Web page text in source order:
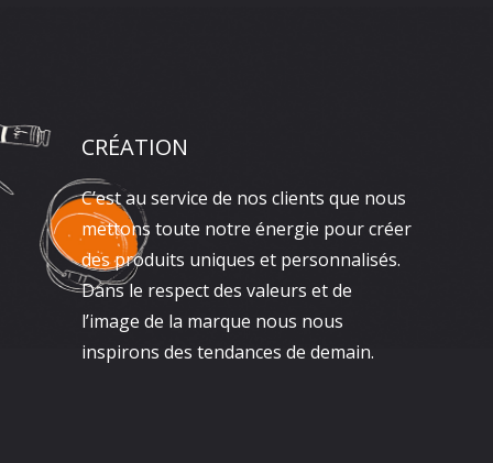
CRÉATION
C’est au service de nos clients que nous
mettons toute notre énergie pour créer
des produits uniques et personnalisés.
Dans le respect des valeurs et de
l’image de la marque nous nous
inspirons des tendances de demain.